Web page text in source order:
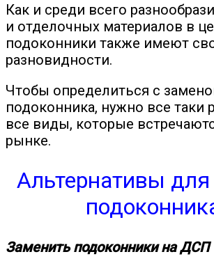
Как и среди всего
и отделочных материалов в
подоконники также имеют
разновидности.
Чтобы определиться с
подоконника, нужно все таки
все виды, которые
рынке.
Альтернативы
Заменить подоконники на ДСП